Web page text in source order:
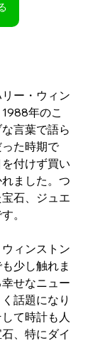
ー・ウィン
年のこ
言葉で語ら
た時期で
付けず買い
ました。つ
石、ジュエ
。
ィンストン
少し触れま
せなニュー
話題になり
て時計も人
、特にダイ